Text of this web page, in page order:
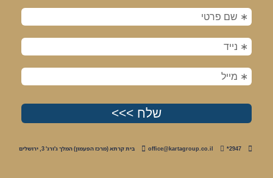
2947*
office@kartagroup.co.il בית קרתא (מרכז הפעמון) המלך ג'ורג' 3, ירושלים